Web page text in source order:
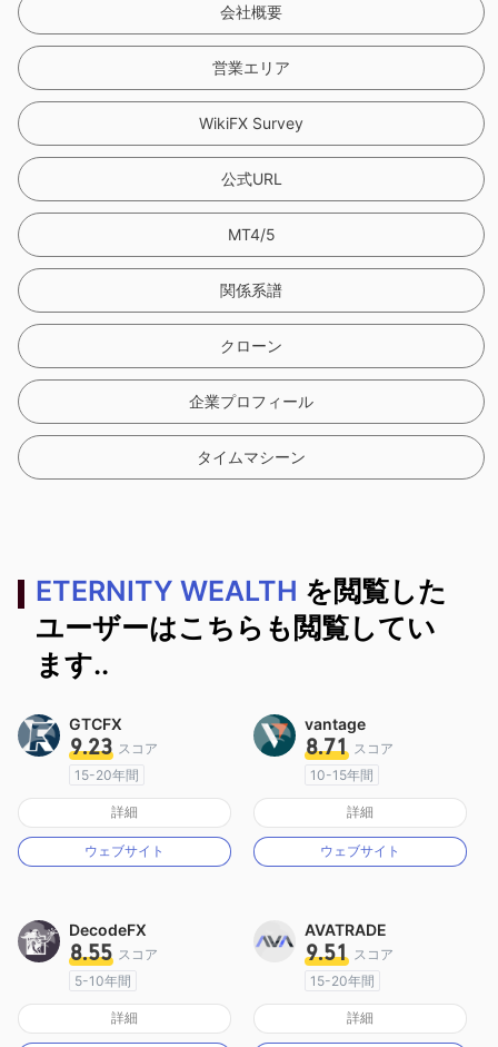
9
会社概要
営業エリア
WikiFX Survey
公式URL
MT4/5
関係系譜
クローン
企業プロフィール
タイムマシーン
ETERNITY WEALTH を閲覧した
ユーザーはこちらも閲覧してい
ます..
GTCFX
9.23 スコア
15-20年間
イギリス規制
マーケットメイキングライセンス（MM）
MT4フルライセンス
詳細
ウェブサイト
vantage
8.71 スコア
10-15年間
オーストラリア規制
マーケットメイキングライセンス（MM）
MT4フルライセンス
詳細
ウェブサイト
DecodeFX
8.55 スコア
5-10年間
オーストラリア規制
マーケットメイキングライセンス（MM）
詳細
AVATRADE
9.51 スコア
15-20年間
オーストラリア規制
マーケットメイキングライセンス（MM）
詳細